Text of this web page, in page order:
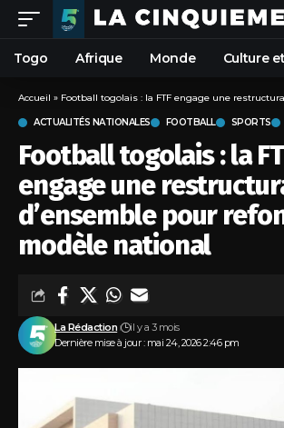
Togo Afrique Monde Culture
Accueil » Football togolais : la FTF engage une restructuration d’ensemble
ACTUALITÉS NATIONALES FOOTBALL SPORTS
Football togolais : la
engage une
d’ensemble pour
modèle national
Dernière mise à jour : mai 24, 2026 2:46 pm
La Rédaction il y a 3 mois